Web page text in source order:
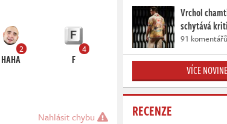
2
HAHA
4
F
Nahlásit chybu
Vrchol
schytává
91 komentářů
VÍCE
RECENZE